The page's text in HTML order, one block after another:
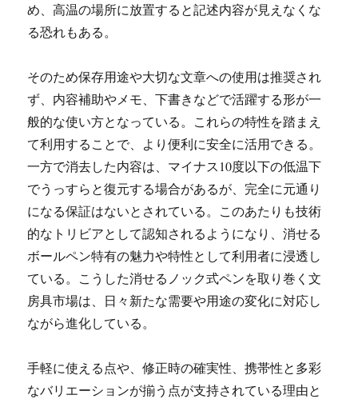
め、高温の場所に放置すると記述内容が見えなくな
る恐れもある。
そのため保存用途や大切な文章への使用は推奨され
ず、内容補助やメモ、下書きなどで活躍する形が一
般的な使い方となっている。これらの特性を踏まえ
て利用することで、より便利に安全に活用できる。
一方で消去した内容は、マイナス10度以下の低温下
でうっすらと復元する場合があるが、完全に元通り
になる保証はないとされている。このあたりも技術
的なトリビアとして認知されるようになり、消せる
ボールペン特有の魅力や特性として利用者に浸透し
ている。こうした消せるノック式ペンを取り巻く文
房具市場は、日々新たな需要や用途の変化に対応し
ながら進化している。
手軽に使える点や、修正時の確実性、携帯性と多彩
なバリエーションが揃う点が支持されている理由と